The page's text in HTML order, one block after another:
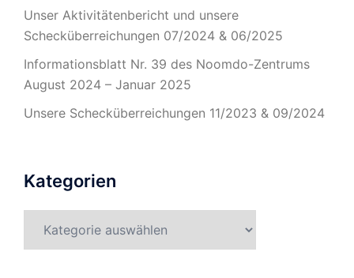
Unser Aktivitätenbericht und unsere
Schecküberreichungen 07/2024 & 06/2025
Informationsblatt Nr. 39 des Noomdo-Zentrums
August 2024 – Januar 2025
Unsere Schecküberreichungen 11/2023 & 09/2024
Kategorien